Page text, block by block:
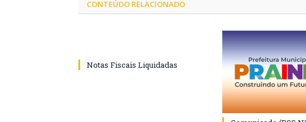
CONTEÚDO RELACIONADO
Notas Fiscais Liquidadas